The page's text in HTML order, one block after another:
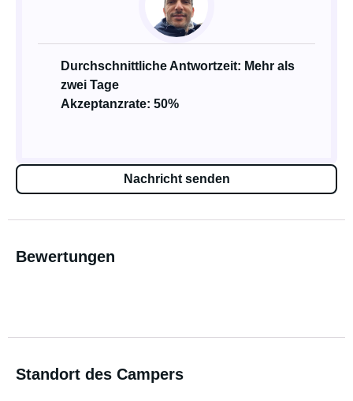
Durchschnittliche Antwortzeit: Mehr als
zwei Tage
Akzeptanzrate: 50%
Nachricht senden
Bewertungen
Standort des Campers